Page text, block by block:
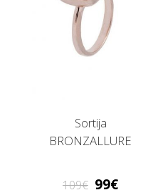
Sortija
BRONZALLURE
109 99